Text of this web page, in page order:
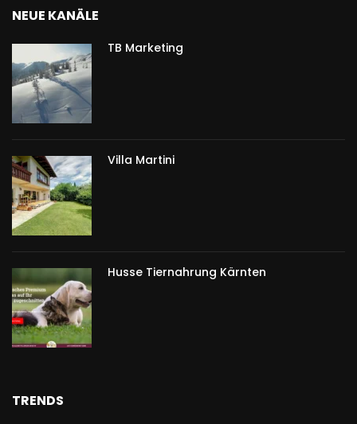
NEUE KANÄLE
TB Marketing
Villa Martini
Husse Tiernahrung Kärnten
TRENDS